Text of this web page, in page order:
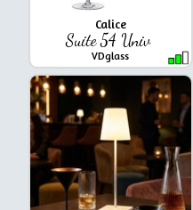
Calice
Suite 54 Univ
VDglass